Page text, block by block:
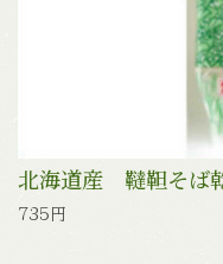
北海道産 韃靼そ
735円